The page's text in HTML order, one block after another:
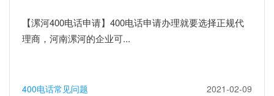
【漯河400电话申请】400电话申请办理就要选择正规代
理商，河南漯河的企业可...
400电话常见问题 2021-02-09